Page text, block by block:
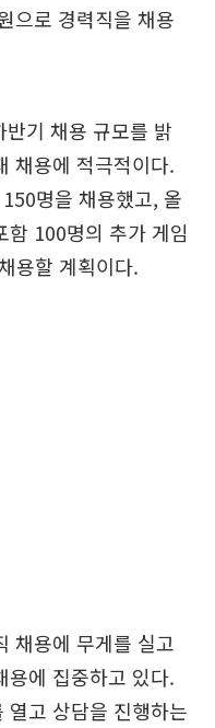
으로 경력직을 채용
기 채용 규모를 밝
채용에 적극적이다.
명을 채용했고, 올
함 100명의 추가 게임
용할 계획이다.
채용에 무게를 실고
용에 집중하고 있다.
열고 상담을 진행하는